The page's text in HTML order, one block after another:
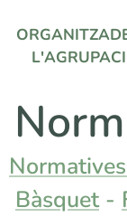
Bàsquet-